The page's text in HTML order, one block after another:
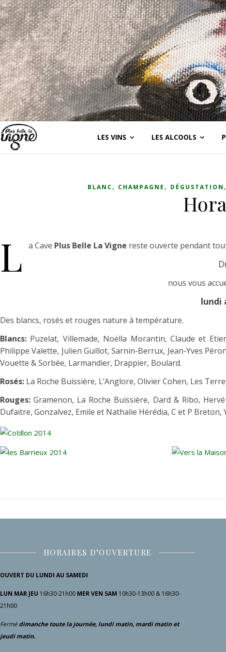
LES VINS LES ALCOOLS
BLANC, CHAMPAGNE , DÉGUSTATION ,
L a Cave Plus Belle La Vigne reste ouverte pendant
nous vous
lundi
Des blancs, rosés et rouges nature à température.
Blancs: Puzelat, Villemade, Noëlla Morantin, Claude et
Philippe Valette, Julien Guillot, Sarnin-Berrux, Jean-Yves
Vouette & Sorbée, Larmandier, Drappier, Boulard.
Rosés: La Roche Buissière, L’Anglore, Olivier Cohen, Les
Rouges: Gramenon, La Roche Buissière, Dard & Ribo,
Dufaitre, Gonzalvez, Emile et Nathalie Hérédia, C et P Breton,
HORAIRES D’OUVERTURE
OUVERT DU LUNDI AU SAMEDI
LUN MAR JEU 16h30-21h00 MER VEN SAM 10h30-13h00 & 16h30-
21h00
Fermé dimanche toute la journée, lundi matin, mardi matin et
jeudi matin.